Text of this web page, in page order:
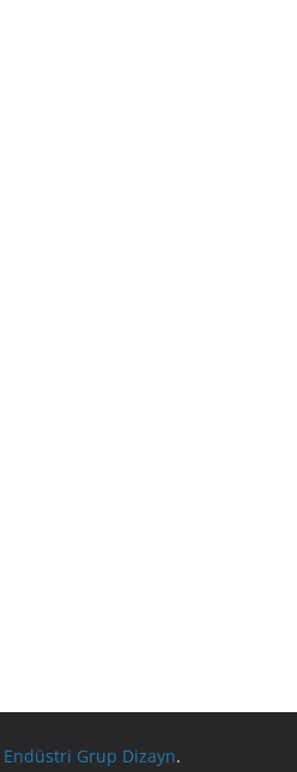
Endüstri Grup Dizayn.